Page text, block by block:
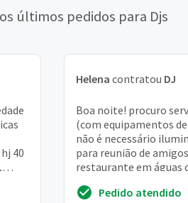
últimos pedidos para Djs
40
Helena contratou DJ
Boa noite! procuro
(com equipamentos
não é necessário
para reunião de
restaurante em águas
pessoas...Pedido atendido